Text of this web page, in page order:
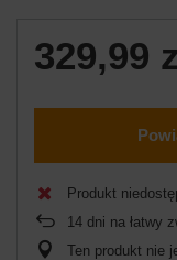
329,99
Produkt
14 dni na łatwy
Ten produkt nie